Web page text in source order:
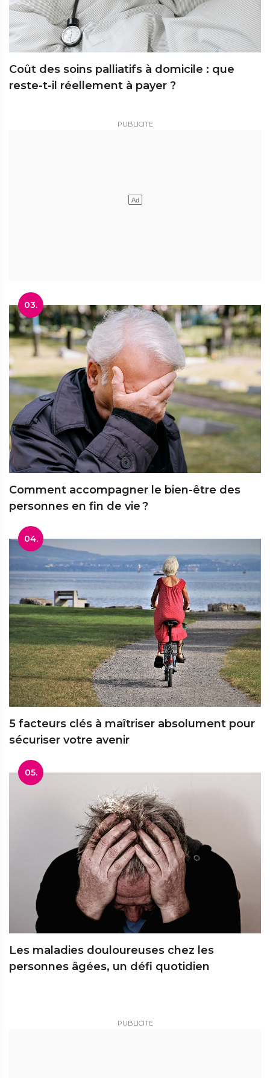
Coût des soins palliatifs à domicile : que
reste-t-il réellement à payer ?
03.
Comment accompagner le bien-être des
personnes en fin de vie ?
04.
5 facteurs clés à maîtriser absolument pour
sécuriser votre avenir
05.
Les maladies douloureuses chez les
personnes âgées, un défi quotidien